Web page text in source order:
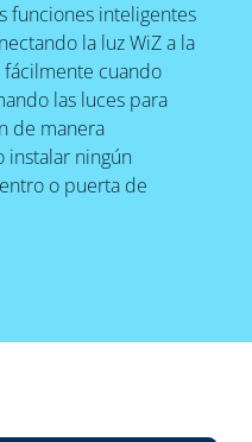
funciones inteligentes
la luz WiZ a la
fácilmente cuando
las luces para
de manera
instalar ningún
o puerta de